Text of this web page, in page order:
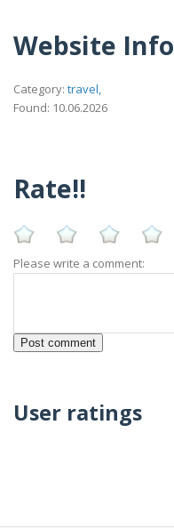
Website Info
Category: travel,
Found: 10.06.2026
Rate!!
Please write a comment:
User ratings